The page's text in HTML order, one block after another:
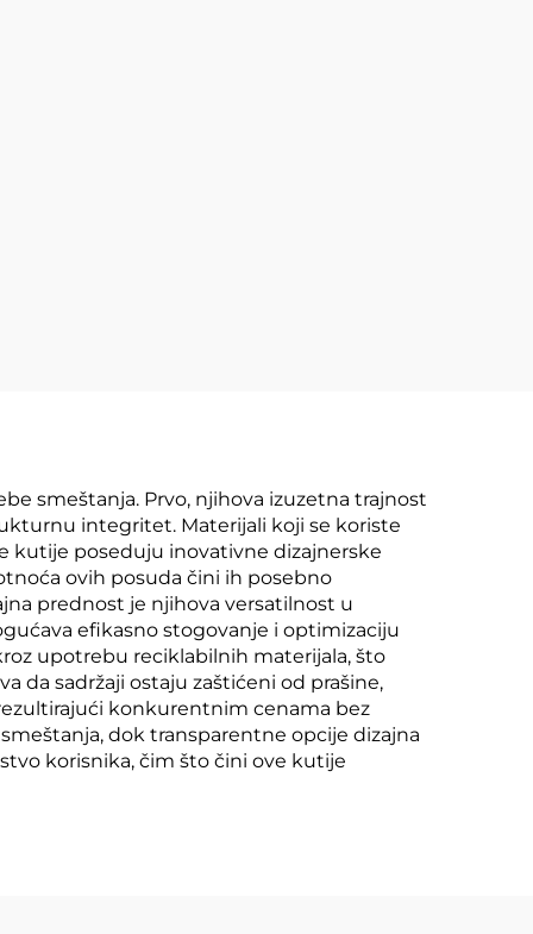
smeštanja. Prvo, njihova izuzetna trajnost
integritet. Materijali koji se koriste
kutije poseduju inovativne dizajnerske
ovih posuda čini ih posebno
prednost je njihova versatilnost u
efikasno stogovanje i optimizaciju
upotrebu reciklabilnih materijala, što
da sadržaji ostaju zaštićeni od prašine,
konkurentnim cenama bez
dok transparentne opcije dizajna
korisnika, čim što čini ove kutije